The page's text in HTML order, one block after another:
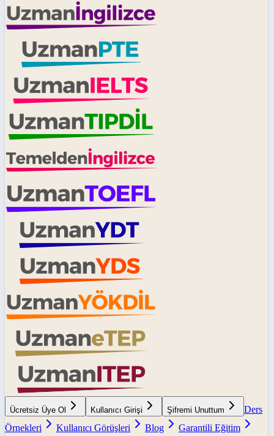
Ücretsiz Üye Ol Kullanıcı Girişi Şifremi Unuttum
Ders
Örnekleri
Kullanıcı Görüşleri Blog
Garantili Eğitim